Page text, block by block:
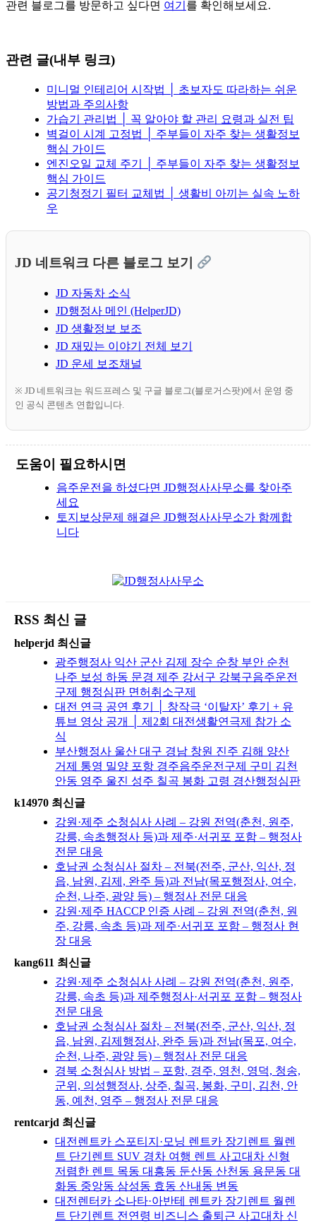
관련 블로그를 방문하고 싶다면 여기 를 확인해보세요.
관련 글(내부 링크)
미니멀 인테리어 시작법 │ 초보자도 따라하는 쉬운
방법과 주의사항
가습기 관리법 │ 꼭 알아야 할 관리 요령과 실전 팁
벽걸이 시계 고정법 │ 주부들이 자주 찾는 생활정보
핵심 가이드
엔진오일 교체 주기 │ 주부들이 자주 찾는 생활정보
핵심 가이드
공기청정기 필터 교체법 │ 생활비 아끼는 실속 노하
우
JD 네트워크 다른 블로그 보기
JD 자동차 소식
JD행정사 메인 (HelperJD)
JD 생활정보 보조
JD 재밌는 이야기 전체 보기
JD 운세 보조채널
※ JD 네트워크는 워드프레스 및 구글 블로그(블로거스팟)에서 운영 중
인 공식 콘텐츠 연합입니다.
도움이 필요하시면
음주운전을 하셨다면 JD행정사사무소를 찾아주
세요
토지보상문제 해결은 JD행정사사무소가 함께합
니다
RSS 최신 글
helperjd 최신글
광주행정사 익산 군산 김제 장수 순창 부안 순천
나주 보성 하동 문경 제주 강서구 강북구음주운전
구제 행정심판 면허취소구제
대전 연극 공연 후기 │ 창작극 ‘이탈자’ 후기 + 유
튜브 영상 공개 │ 제2회 대전생활연극제 참가 소
식
부산행정사 울산 대구 경남 창원 진주 김해 양산
거제 통영 밀양 포항 경주음주운전구제 구미 김천
안동 영주 울진 성주 칠곡 봉화 고령 경산행정심판
k14970 최신글
강원·제주 소청심사 사례 – 강원 전역(춘천, 원주,
강릉, 속초행정사 등)과 제주·서귀포 포함 – 행정사
전문 대응
호남권 소청심사 절차 – 전북(전주, 군산, 익산, 정
읍, 남원, 김제, 완주 등)과 전남(목포행정사, 여수,
순천, 나주, 광양 등) – 행정사 전문 대응
강원·제주 HACCP 인증 사례 – 강원 전역(춘천, 원
주, 강릉, 속초 등)과 제주·서귀포 포함 – 행정사 현
장 대응
kang611 최신글
강원·제주 소청심사 사례 – 강원 전역(춘천, 원주,
강릉, 속초 등)과 제주행정사·서귀포 포함 – 행정사
전문 대응
호남권 소청심사 절차 – 전북(전주, 군산, 익산, 정
읍, 남원, 김제행정사, 완주 등)과 전남(목포, 여수,
순천, 나주, 광양 등) – 행정사 전문 대응
경북 소청심사 방법 – 포항, 경주, 영천, 영덕, 청송,
군위, 의성행정사, 상주, 칠곡, 봉화, 구미, 김천, 안
동, 예천, 영주 – 행정사 전문 대응
rentcarjd 최신글
대전렌트카 스포티지·모닝 렌트카 장기렌트 월렌
트 단기렌트 SUV 경차 여행 렌트 사고대차 신형
저렴한 렌트 목동 대흥동 둔산동 산천동 용문동 대
화동 중앙동 삼성동 효동 산내동 변동
대전렌터카 소나타·아반테 렌트카 장기렌트 월렌
트 단기렌트 전연령 비즈니스 출퇴근 사고대차 신